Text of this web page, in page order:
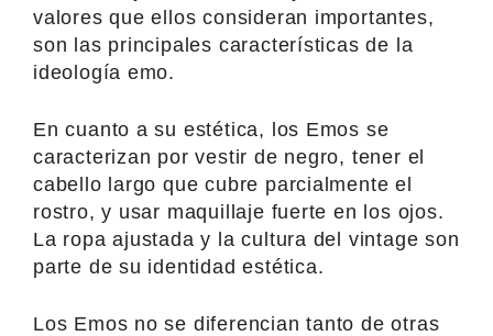
valores que ellos consideran importantes,
son las principales características de la
ideología emo.
En cuanto a su estética, los Emos se
caracterizan por vestir de negro, tener el
cabello largo que cubre parcialmente el
rostro, y usar maquillaje fuerte en los ojos.
La ropa ajustada y la cultura del vintage son
parte de su identidad estética.
Los Emos no se diferencian tanto de otras